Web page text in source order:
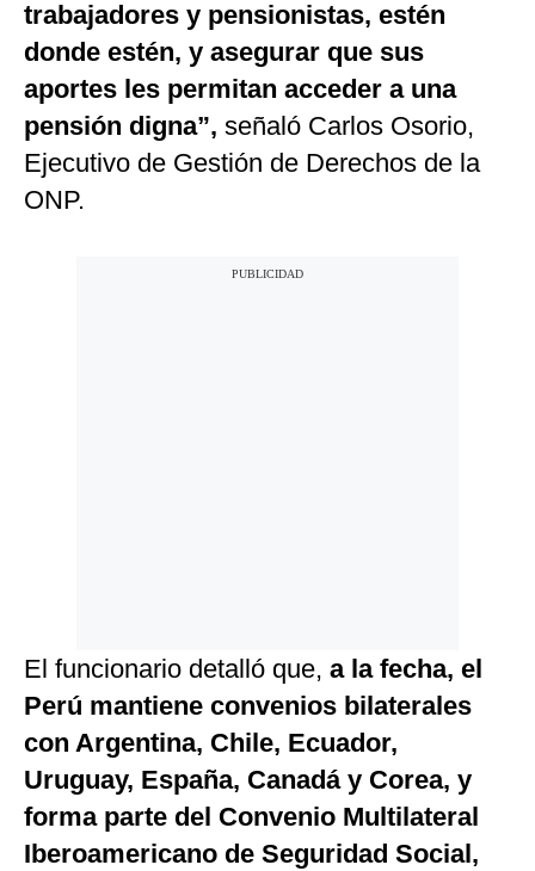
trabajadores y pensionistas, estén
donde estén, y asegurar que sus
aportes les permitan acceder a una
pensión digna”, señaló Carlos Osorio,
Ejecutivo de Gestión de Derechos de la
ONP.
El funcionario detalló que, a la fecha, el
Perú mantiene convenios bilaterales
con Argentina, Chile, Ecuador,
Uruguay, España, Canadá y Corea, y
forma parte del Convenio Multilateral
Iberoamericano de Seguridad Social,